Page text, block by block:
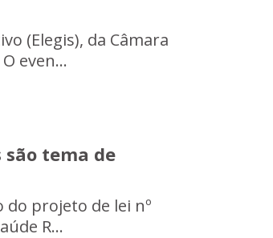
(Elegis), da Câmara
even...
tema de
do projeto de lei nº
R...